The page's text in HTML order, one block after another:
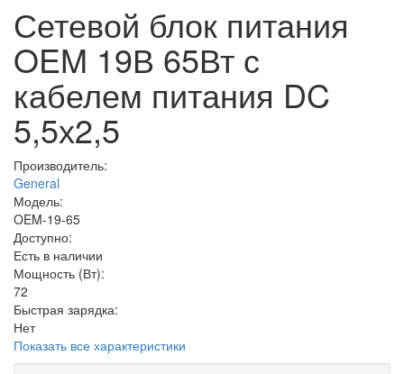
Сетевой блок питания
OEM 19В 65Вт с
кабелем питания DC
5,5х2,5
Производитель:
General
Модель:
OEM-19-65
Доступно:
Есть в наличии
Мощность (Вт):
72
Быстрая зарядка:
Нет
Показать все характеристики